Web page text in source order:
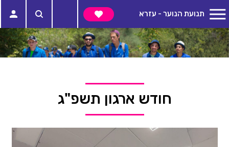
תנועת הנוער - עזרא
חודש ארגון תשפ"ג